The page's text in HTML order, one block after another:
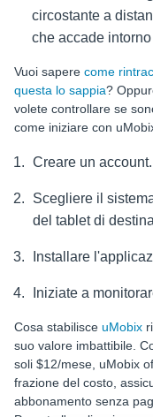
circostante a
che accade
Vuoi sapere come
questa lo sappia?
volete controllare se
come iniziare con
Creare un account.
Scegliere il
del tablet di
Installare
Iniziate a
Cosa stabilisce uMobix
suo valore imbattibile.
soli $12/mese, uMobix
frazione del costo,
abbonamento senza